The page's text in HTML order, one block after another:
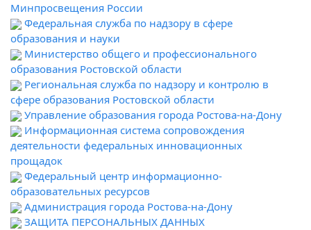
Минпросвещения России
Федеральная служба по надзору в сфере
образования и науки
Министерство общего и профессионального
образования Ростовской области
Региональная служба по надзору и контролю в
сфере образования Ростовской области
Управление образования города Ростова-на-Дону
Информационная система сопровождения
деятельности федеральных инновационных
прощадок
Федеральный центр информационно-
образовательных ресурсов
Администрация города Ростова-на-Дону
ЗАЩИТА ПЕРСОНАЛЬНЫХ ДАННЫХ